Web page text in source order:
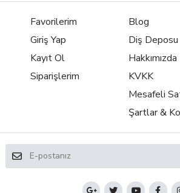
Favorilerim
Giriş Yap
Kayıt Ol
Siparişlerim
Blog
Diş Deposu
Hakkımızda
KVKK
Mesafeli
Şartlar &